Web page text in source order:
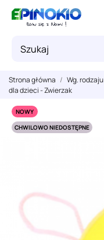
Strona główna Wg. rodzaju
dla dzieci - Zwierzak
NOWY
CHWILOWO NIEDOSTĘPNE